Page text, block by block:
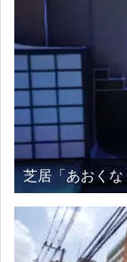
芝居「あおく